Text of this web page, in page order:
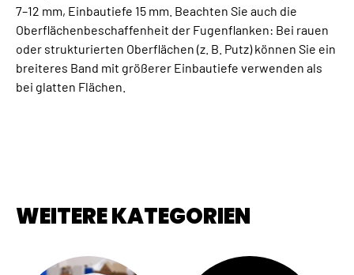
7–12 mm, Einbautiefe 15 mm. Beachten Sie auch die
Oberflächenbeschaffenheit der Fugenflanken: Bei rauen
oder strukturierten Oberflächen (z. B. Putz) können Sie ein
breiteres Band mit größerer Einbautiefe verwenden als
bei glatten Flächen.
WEITERE KATEGORIEN